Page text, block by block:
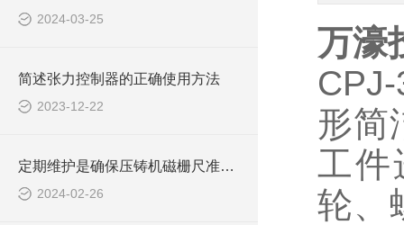
2024-03-25
简述张力控制器的正确使用方法
2023-12-22
定期维护是确保压铸机磁栅尺准确测量的关键
2024-02-26
万濠
形简
工件
轮、